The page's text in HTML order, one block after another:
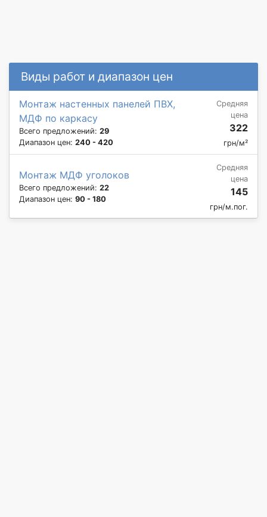
Виды работ и диапазон цен
Монтаж настенных панелей ПВХ,
МДФ по каркасу
Всего предложений: 29
Диапазон цен: 240 - 420
Средняя
цена
322
грн/м²
Монтаж МДФ уголоков
Всего предложений: 22
Диапазон цен: 90 - 180
Средняя
цена
145
грн/м.пог.